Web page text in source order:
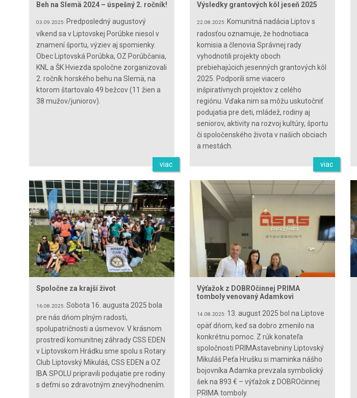
Beh na Slemä 2024 – úspešný 2. ročník!
03.09.2025: Predposledný augustový
víkend sa v Liptovskej Porúbke niesol v
znamení športu, výziev aj spomienky.
Obec Liptovská Porúbka, OZ Porúbčania,
KNL a ŠK Hviezda spoločne zorganizovali
2. ročník horského behu na Slemä, na
ktorom štartovalo 49 bežcov (11 žien a
38 mužov/juniorov).
viac
Výsledky grantových kôl jeseň 2025
22.08.2025: Komunitná nadácia Liptov s
radosťou oznamuje, že hodnotiaca
komisia a členovia Správnej rady
vyhodnotili projekty oboch
prebiehajúcich jesenných grantových kôl
2025. Podporili sme viacero
inšpiratívnych projektov z celého
regiónu. Vďaka nim sa môžu uskutočniť
podujatia pre deti, mládež, rodiny aj
seniorov, aktivity na rozvoj kultúry, športu
či spoločenského života v našich obciach
a mestách.
viac
Spoločne za krajší život
16.08.2025: Sobota 16. augusta 2025 bola
pre nás dňom plným radosti,
spolupatričnosti a úsmevov. V krásnom
prostredí komunitnej záhrady CSS EDEN
v Liptovskom Hrádku sme spolu s Rotary
Club Liptovský Mikuláš, CSS EDEN a OZ
IBA SPOLU pripravili podujatie pre rodiny
s deťmi so zdravotným znevýhodnením.
Výťažok z DOBROčinnej PRIMA
tomboly venovaný Adamkovi
14.08.2025: 13. august 2025 bol na Liptove
opäť dňom, keď sa dobro zmenilo na
konkrétnu pomoc. Z rúk konateľa
spoločnosti PRIMAstavebniny Liptovský
Mikuláš Peťa Hrušku si maminka nášho
bojovníka Adamka prevzala symbolický
šek na 893 € – výťažok z DOBROčinnej
PRIMA tomboly.